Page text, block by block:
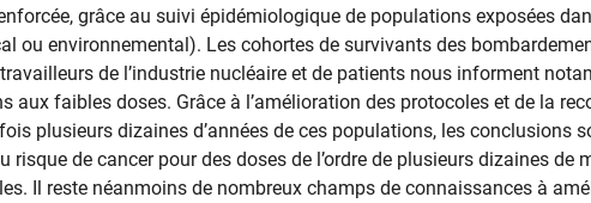
grâce au suivi épidémiologique de populations exposées
ou environnemental). Les cohortes de survivants des
de l’industrie nucléaire et de patients nous informent
aux faibles doses. Grâce à l’amélioration des protocoles et de la
plusieurs dizaines d’années de ces populations, les conclusions
de cancer pour des doses de l’ordre de plusieurs dizaines de
Il reste néanmoins de nombreux champs de connaissances à